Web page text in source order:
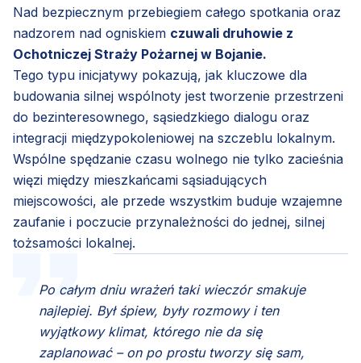
Nad bezpiecznym przebiegiem całego spotkania oraz
nadzorem nad ogniskiem czuwali druhowie z
Ochotniczej Straży Pożarnej w Bojanie.
Tego typu inicjatywy pokazują, jak kluczowe dla
budowania silnej wspólnoty jest tworzenie przestrzeni
do bezinteresownego, sąsiedzkiego dialogu oraz
integracji międzypokoleniowej na szczeblu lokalnym.
Wspólne spędzanie czasu wolnego nie tylko zacieśnia
więzi między mieszkańcami sąsiadujących
miejscowości, ale przede wszystkim buduje wzajemne
zaufanie i poczucie przynależności do jednej, silnej
tożsamości lokalnej.
Po całym dniu wrażeń taki wieczór smakuje
najlepiej. Był śpiew, były rozmowy i ten
wyjątkowy klimat, którego nie da się
zaplanować – on po prostu tworzy się sam,